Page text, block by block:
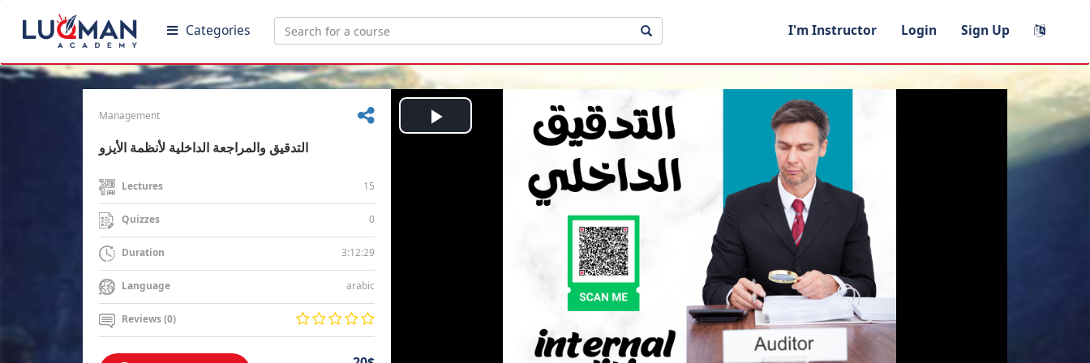
Categories I'm Instructor Login Sign Up
Management
التدقيق والمراجعة الداخلية لأنظمة الأيزو
Lectures 15
Quizzes 0
Duration 3:12:29
Language arabic
Reviews (0)
Play